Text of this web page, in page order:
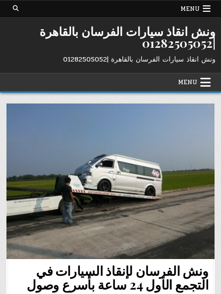
Skip
MENU
ونش انقاذ سيارات الفرسان بالقاهرة
|01282505052
ونش انقاذ سيارات الفرسان بالقاهرة |01282505052
MENU
ونش الفرسان لإنقاذ السيارات في
التجمع الأول 24 ساعة بأسرع وصول